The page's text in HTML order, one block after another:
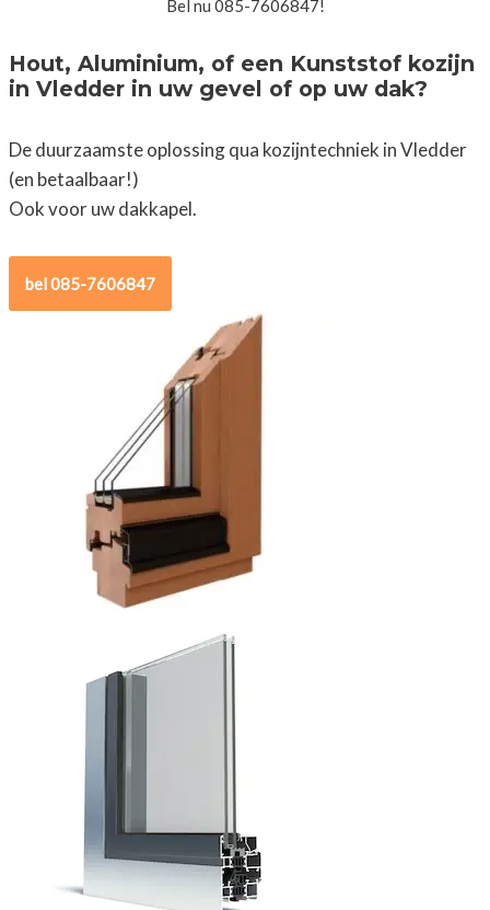
Bel nu 085-7606847!
Hout, Aluminium, of een Kunststof kozijn
in Vledder in uw gevel of op uw dak?
De duurzaamste oplossing qua kozijntechniek in Vledder
(en betaalbaar!)
Ook voor uw dakkapel.
bel 085-7606847